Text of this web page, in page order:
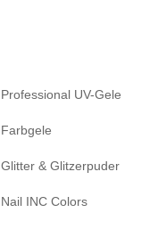
Professional UV-Gele
Farbgele
Glitter & Glitzerpuder
Nail INC Colors